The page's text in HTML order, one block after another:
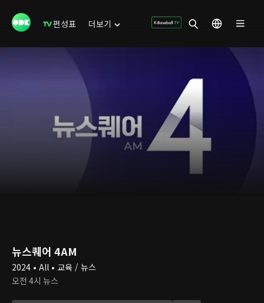
편성표 더보기
뉴스퀘어 4AM
2024 • All • 교육 / 뉴스
오전 4시 뉴스